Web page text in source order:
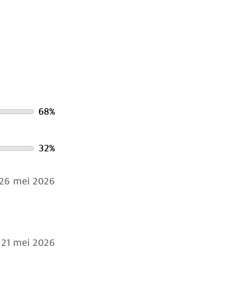
68%
32%
26 mei 2026
21 mei 2026